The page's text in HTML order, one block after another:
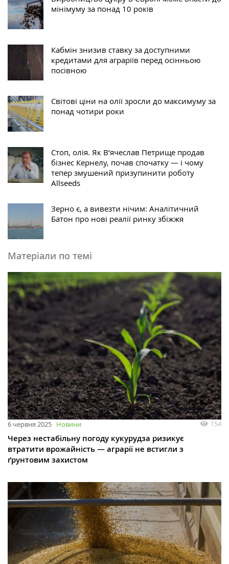
мінімуму за понад 10 років
Кабмін знизив ставку за доступними
кредитами для аграріїв перед осінньою
посівною
Світові ціни на олії зросли до максимуму за
понад чотири роки
Стоп, олія. Як В’ячеслав Петрище продав
бізнес Кернелу, почав спочатку — і чому
тепер змушений призупинити роботу
Allseeds
Зерно є, а вивезти нічим: Аналітичний
Батон про нові реалії ринку збіжжя
Матеріали по темі
6 червня 2025 Новини 154
Через нестабільну погоду кукурудза ризикує
втратити врожайність — аграрії не встигли з
ґрунтовим захистом